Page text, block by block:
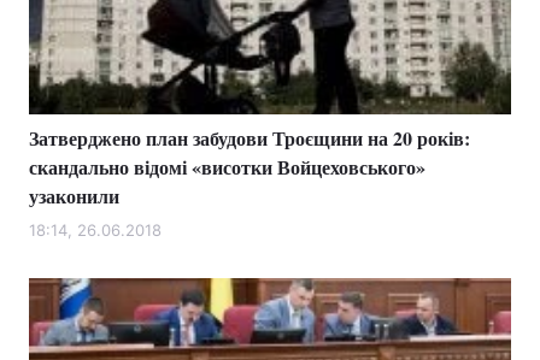
Затверджено план забудови Троєщини на 20 років:
скандально відомі «висотки Войцеховського»
узаконили
18:14, 26.06.2018